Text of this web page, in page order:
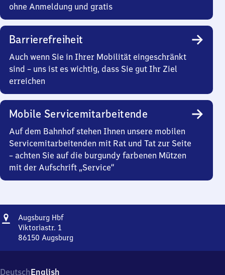
ohne Anmeldung und gratis
Barrierefreiheit
Auch wenn Sie in Ihrer Mobilität eingeschränkt
sind – uns ist es wichtig, dass Sie gut Ihr Ziel
erreichen
Mobile Servicemitarbeitende
Auf dem Bahnhof stehen Ihnen unsere mobilen
Servicemitarbeitenden mit Rat und Tat zur Seite
– achten Sie auf die burgundy farbenen Mützen
mit der Aufschrift „Service“
Adresse
Augsburg HbfAugsburg
Viktoriastr. 1
86150 Augsburg
Viktoriastr.
DeutschEnglish